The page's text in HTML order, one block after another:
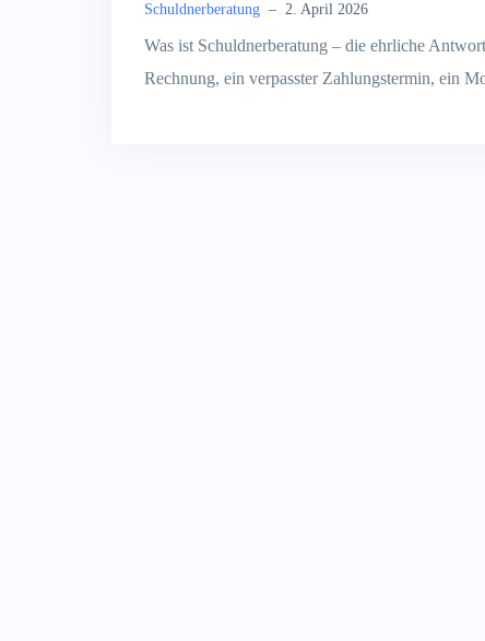
Schuldnerberatung – 2. April 2026
Was ist Schuldnerberatung – die ehrliche
Rechnung, ein verpasster Zahlungstermin, ein